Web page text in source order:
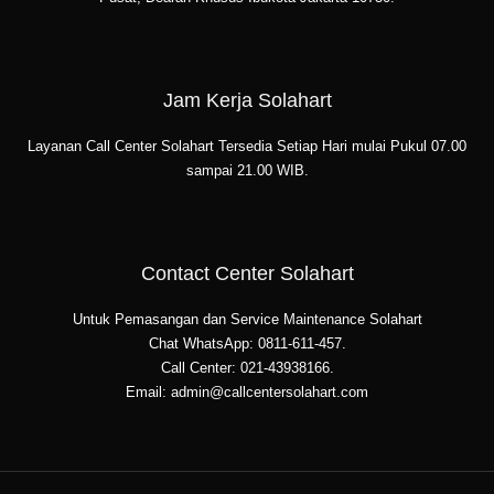
Jam Kerja Solahart
Layanan Call Center Solahart Tersedia Setiap Hari mulai Pukul 07.00
sampai 21.00 WIB.
Contact Center Solahart
Untuk Pemasangan dan Service Maintenance Solahart
Chat WhatsApp: 0811-611-457.
Call Center: 021-43938166.
Email: admin@callcentersolahart.com